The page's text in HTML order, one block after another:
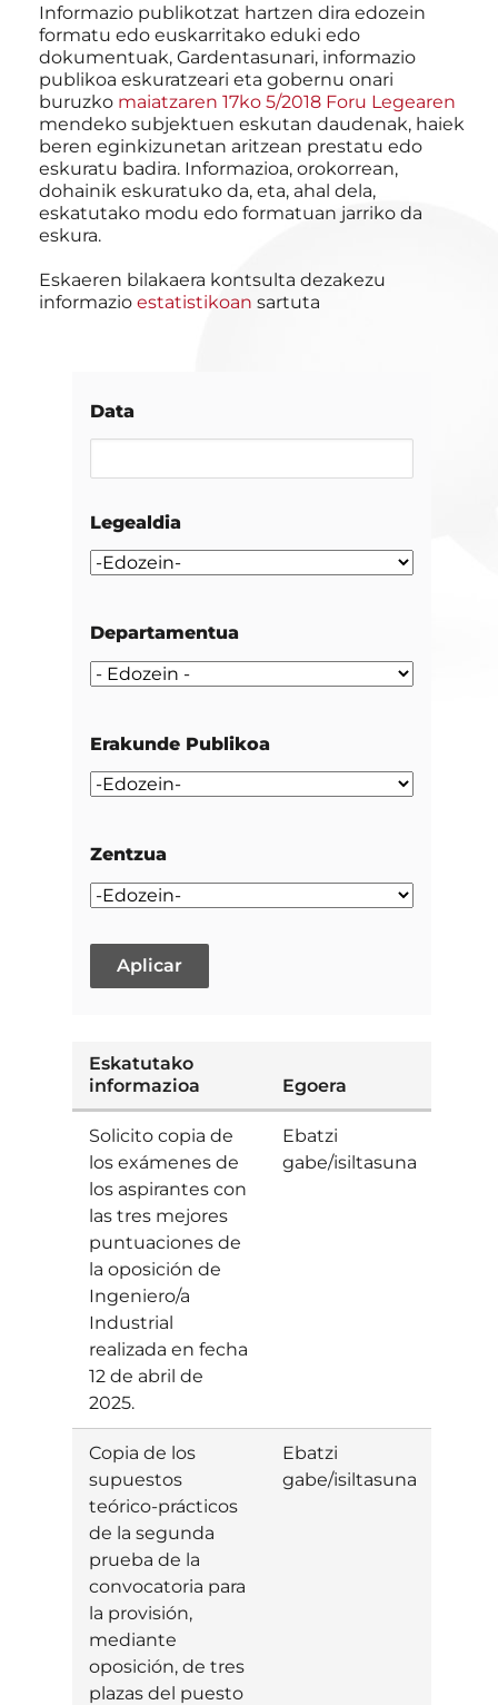
Informazio publikotzat hartzen dira edozein
formatu edo euskarritako eduki edo
dokumentuak, Gardentasunari, informazio
publikoa eskuratzeari eta gobernu onari
buruzko maiatzaren 17ko 5/2018 Foru Legearen
mendeko subjektuen eskutan daudenak, haiek
beren eginkizunetan aritzean prestatu edo
eskuratu badira. Informazioa, orokorrean,
dohainik eskuratuko da, eta, ahal dela,
eskatutako modu edo formatuan jarriko da
eskura.
Eskaeren bilakaera kontsulta dezakezu
informazio estatistikoan sartuta
Data
Legealdia
Departamentua
Erakunde Publikoa
Zentzua
Eskatutako
informazioa
Egoera
Solicito copia de
los exámenes de
los aspirantes con
las tres mejores
puntuaciones de
la oposición de
Ingeniero/a
Industrial
realizada en fecha
12 de abril de
2025.
Ebatzi
gabe/isiltasuna
Copia de los
supuestos
teórico-prácticos
de la segunda
prueba de la
convocatoria para
la provisión,
mediante
oposición, de tres
plazas del puesto
Ebatzi
gabe/isiltasuna